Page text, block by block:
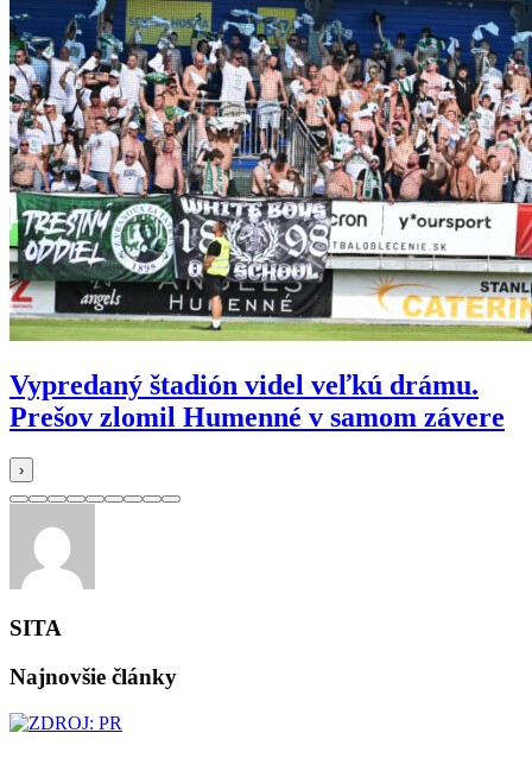
Vypredaný štadión videl veľkú drámu.
Prešov zlomil Humenné v samom závere
›
SITA
Najnovšie články